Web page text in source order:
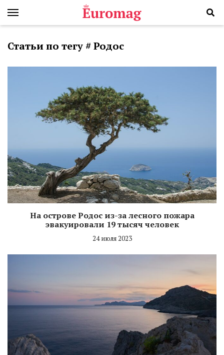
Статьи по тегу # Родос
На острове Родос из-за лесного пожара
эвакуировали 19 тысяч человек
24 июля 2023